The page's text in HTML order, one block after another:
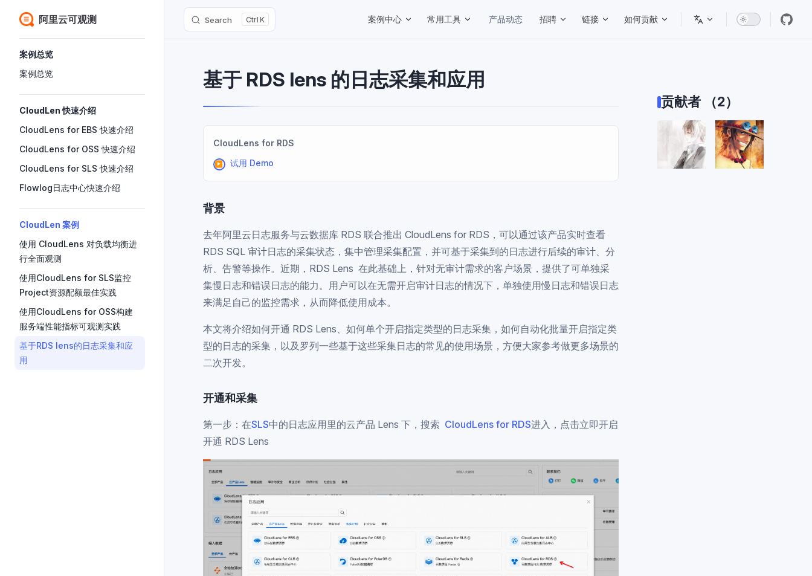
Skip to content
阿里云可观测 Search K 案例中心 常用工具 产品动态 招聘 链接 如何贡献
案例总览
案例总览
CloudLen 快速介绍
CloudLens for EBS 快速介绍
CloudLens for OSS 快速介绍
CloudLens for SLS 快速介绍
Flowlog日志中心快速介绍
CloudLen 案例
使用 CloudLens 对负载均衡进
行全面观测
使用CloudLens for SLS监控
Project资源配额最佳实践
使用CloudLens for OSS构建
服务端性能指标可观测实践
基于RDS lens的日志采集和应
用
贡献者 （2）
基于 RDS lens 的日志采集和应用
CloudLens for RDS
试用 Demo
背景
去年阿里云日志服务与云数据库 RDS 联合推出 CloudLens for RDS，可以通过该产品实时查看
RDS SQL 审计日志的采集状态，集中管理采集配置，并可基于采集到的日志进行后续的审计、分
析、告警等操作。近期，RDS Lens 在此基础上，针对无审计需求的客户场景，提供了可单独采
集慢日志和错误日志的能力。用户可以在无需开启审计日志的情况下，单独使用慢日志和错误日志
来满足自己的监控需求，从而降低使用成本。
本文将介绍如何开通 RDS Lens、如何单个开启指定类型的日志采集，如何自动化批量开启指定类
型的日志的采集，以及罗列一些基于这些采集日志的常见的使用场景，方便大家参考做更多场景的
二次开发。
开通和采集
第一步：在SLS中的日志应用里的云产品 Lens 下，搜索 CloudLens for RDS进入，点击立即开启
开通 RDS Lens